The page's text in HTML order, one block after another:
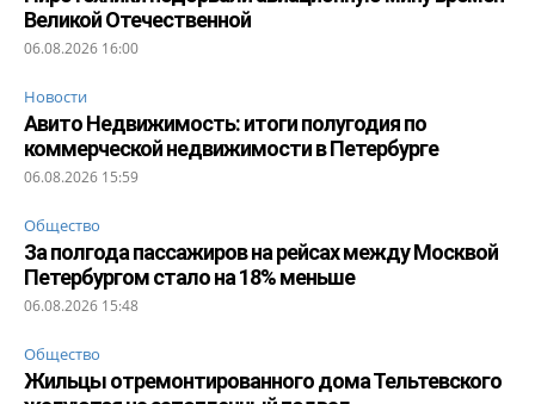
Великой Отечественной
06.08.2026 16:00
Новости
Авито Недвижимость: итоги полугодия по
коммерческой недвижимости в Петербурге
06.08.2026 15:59
Общество
За полгода пассажиров на рейсах между Москвой
Петербургом стало на 18% меньше
06.08.2026 15:48
Общество
Жильцы отремонтированного дома Тельтевского